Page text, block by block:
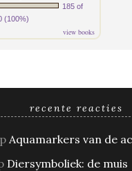
185 of
(100%)
view books
recente reacties
Aquamarkers van de
Diersymboliek: de muis